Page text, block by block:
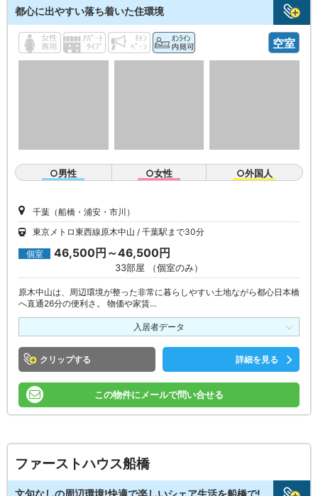
都心に出やすい落ち着いた住環境
空室
○男性 ○女性 ○外国人
千葉（船橋・浦安・市川）
東京メトロ東西線原木中山
千葉駅まで30分
個室 46,500円～46,500円
33部屋 （個室のみ）
原木中山は、周辺環境が整った非常に暮らしやすい土地ながら都心日本橋
へ直通26分の便利さ。 物価や家賃…
入居者データ
クリップ 詳細を見る
この物件にメールで問い合せる
ファーストハウス船橋